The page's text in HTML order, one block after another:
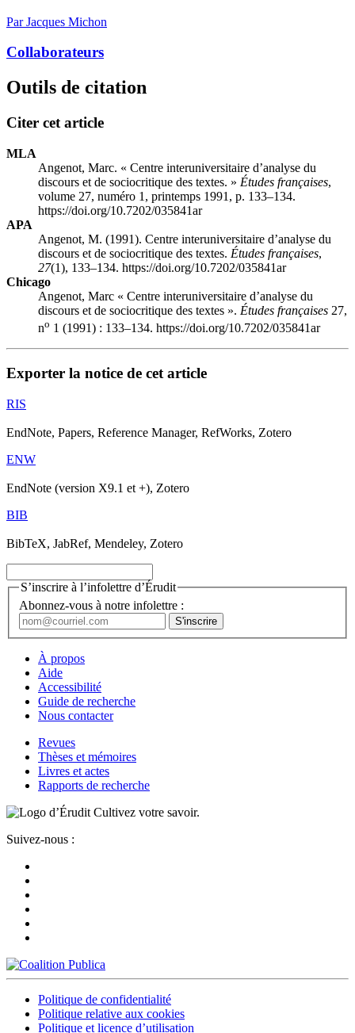
Par Jacques Michon
Collaborateurs
Outils de citation
Citer cet article
MLA
Angenot, Marc. « Centre interuniversitaire d’analyse du
discours et de sociocritique des textes. » Études françaises,
volume 27, numéro 1, printemps 1991, p. 133–134.
https://doi.org/10.7202/035841ar
APA
Angenot, M. (1991). Centre interuniversitaire d’analyse du
discours et de sociocritique des textes. Études françaises,
27(1), 133–134. https://doi.org/10.7202/035841ar
Chicago
Angenot, Marc « Centre interuniversitaire d’analyse du
discours et de sociocritique des textes ». Études françaises 27,
no 1 (1991) : 133–134. https://doi.org/10.7202/035841ar
Exporter la notice de cet article
RIS
EndNote, Papers, Reference Manager, RefWorks, Zotero
ENW
EndNote (version X9.1 et +), Zotero
BIB
BibTeX, JabRef, Mendeley, Zotero
S’inscrire à l’infolettre d’Érudit
Abonnez-vous à notre infolettre :
À propos
Aide
Accessibilité
Guide de recherche
Nous contacter
Revues
Thèses et mémoires
Livres et actes
Rapports de recherche
Cultivez votre savoir.
Suivez-nous :
Politique de confidentialité
Politique relative aux cookies
Politique et licence d’utilisation